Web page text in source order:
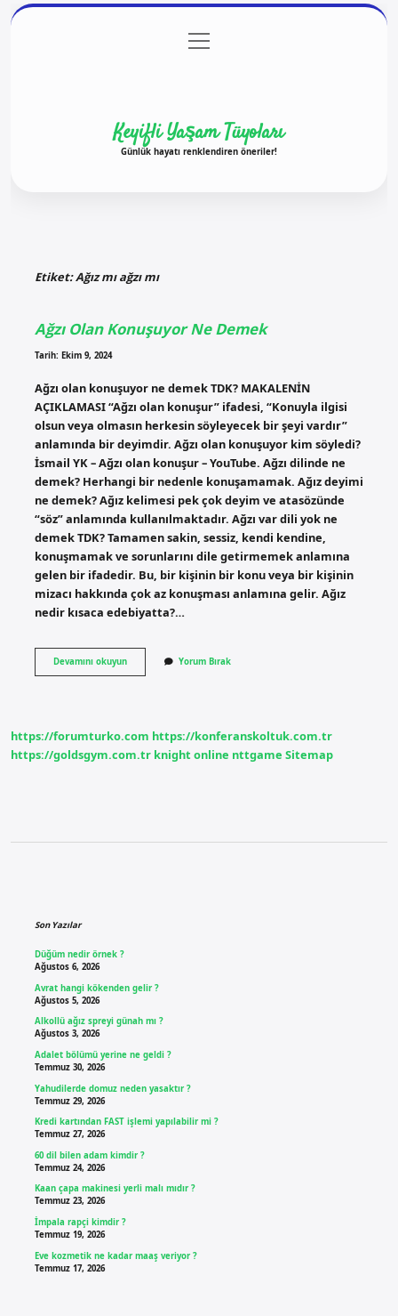
Gizlilik Politikası
menüyü
aç
Keyifli Yaşam Tüyoları
Günlük hayatı renklendiren öneriler!
Etiket:Ağız mı ağzı mı
Ağzı Olan Konuşuyor Ne Demek
Tarih: Ekim 9, 2024
Ağzı olan konuşuyor ne demek TDK? MAKALENİN
AÇIKLAMASI “Ağzı olan konuşur” ifadesi, “Konuyla ilgisi
olsun veya olmasın herkesin söyleyecek bir şeyi vardır”
anlamında bir deyimdir. Ağzı olan konuşuyor kim söyledi?
İsmail YK – Ağzı olan konuşur – YouTube. Ağzı dilinde ne
demek? Herhangi bir nedenle konuşamamak. Ağız deyimi
ne demek? Ağız kelimesi pek çok deyim ve atasözünde
“söz” anlamında kullanılmaktadır. Ağzı var dili yok ne
demek TDK? Tamamen sakin, sessiz, kendi kendine,
konuşmamak ve sorunlarını dile getirmemek anlamına
gelen bir ifadedir. Bu, bir kişinin bir konu veya bir kişinin
mizacı hakkında çok az konuşması anlamına gelir. Ağız
nedir kısaca edebiyatta?…
Devamını okuyunAğzı
Olan
Yorum Bırak
https://forumturko.com https://konferanskoltuk.com.tr
https://goldsgym.com.tr knight online nttgame Sitemap
Son Yazılar
Düğüm nedir örnek ?
Ağustos 6, 2026
Avrat hangi kökenden gelir ?
Ağustos 5, 2026
Alkollü ağız spreyi günah mı ?
Ağustos 3, 2026
Adalet bölümü yerine ne geldi ?
Temmuz 30, 2026
Yahudilerde domuz neden yasaktır ?
Temmuz 29, 2026
Kredi kartından FAST işlemi yapılabilir mi ?
Temmuz 27, 2026
60 dil bilen adam kimdir ?
Temmuz 24, 2026
Kaan çapa makinesi yerli malı mıdır ?
Temmuz 23, 2026
İmpala rapçi kimdir ?
Temmuz 19, 2026
Eve kozmetik ne kadar maaş veriyor ?
Temmuz 17, 2026